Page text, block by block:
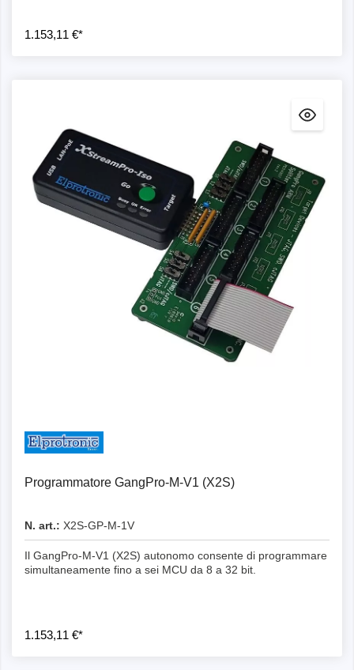
1.153,11 €*
Programmatore GangPro-M-V1 (X2S)
N. art.: X2S-GP-M-1V
Il GangPro-M-V1 (X2S) autonomo consente di programmare
simultaneamente fino a sei MCU da 8 a 32 bit.
1.153,11 €*